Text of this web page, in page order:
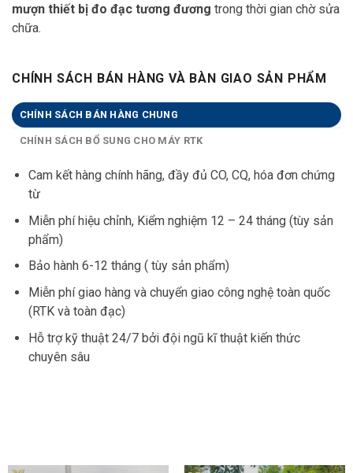
mượn thiết bị đo đạc tương đương trong thời gian chờ sửa
chữa.
CHÍNH SÁCH BÁN HÀNG VÀ BÀN GIAO SẢN PHẨM
CHÍNH SÁCH BÁN HÀNG CHUNG
CHÍNH SÁCH BỔ SUNG CHO MÁY RTK
Cam kết hàng chính hãng, đầy đủ CO, CQ, hóa đơn chứng
từ
Miễn phí hiệu chỉnh, Kiểm nghiệm 12 – 24 tháng (tùy sản
phẩm)
Bảo hành 6-12 tháng ( tùy sản phẩm)
Miễn phí giao hàng và chuyển giao công nghệ toàn quốc
(RTK và toàn đạc)
Hỗ trợ kỹ thuật 24/7 bởi đội ngũ kĩ thuật kiến thức
chuyên sâu